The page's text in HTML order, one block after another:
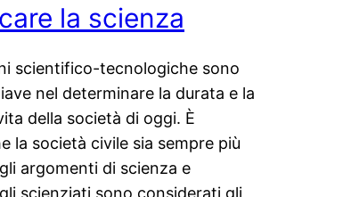
la scienza
scientifico-tecnologiche sono
nel determinare la durata e la
della società di oggi. È
la società civile sia sempre più
argomenti di scienza e
scienziati sono considerati gli